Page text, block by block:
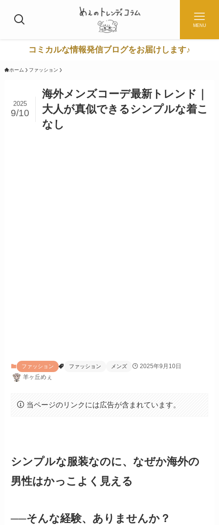
MENU
コミカルな情報発信ブログをお届けします♪
ホーム ファッション
海外メンズコーデ最新トレンド｜
大人が真似できるシンプルな着こ
なし
2025
9/10
ファッション ファッション メンズ
2025年9月10日
羊ヶ丘めぇ
当ページのリンクには広告が含まれています。
シンプルな服装なのに、なぜか海外の
男性はかっこよく見える
──そんな経験、ありませんか？